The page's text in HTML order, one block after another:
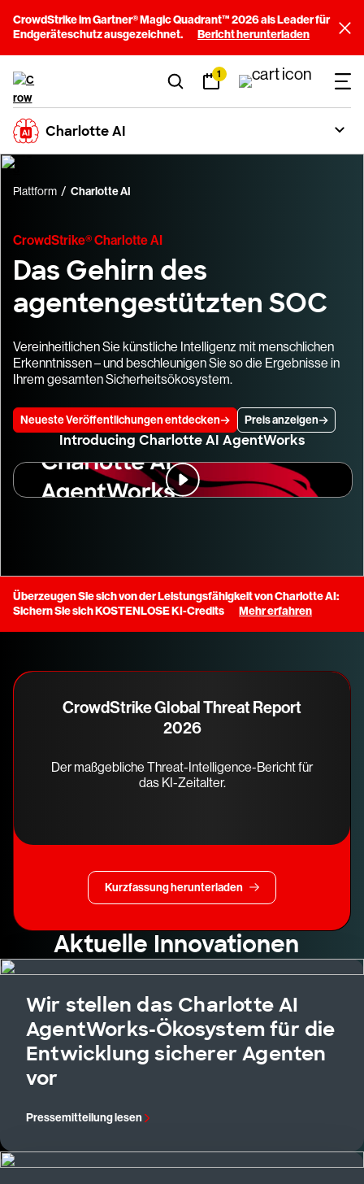
CrowdStrike im Gartner® Magic Quadrant™ 2026 als Leader für
Endgeräteschutz ausgezeichnet.
Bericht herunterladen
1
Charlotte AI
Plattform Charlotte AI
CrowdStrike® Charlotte AI
Das Gehirn des
agentengestützten SOC
Vereinheitlichen Sie künstliche Intelligenz mit menschlichen
Erkenntnissen – und beschleunigen Sie so die Ergebnisse in
Ihrem gesamten Sicherheitsökosystem.
Neueste Veröffentlichungen entdecken Preis anzeigen
Introducing Charlotte AI AgentWorks
Überzeugen Sie sich von der Leistungsfähigkeit von Charlotte AI:
Sichern Sie sich KOSTENLOSE KI-Credits
Mehr erfahren
CrowdStrike Global Threat Report
2026
Der maßgebliche Threat-Intelligence-Bericht für
das KI-Zeitalter.
Kurzfassung herunterladen
Aktuelle Innovationen
Wir stellen das Charlotte AI
AgentWorks-Ökosystem für die
Entwicklung sicherer Agenten
vor
Pressemitteilung lesen